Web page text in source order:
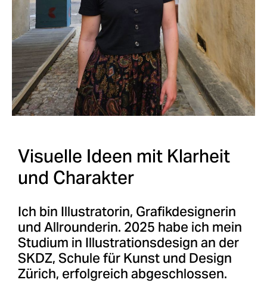
Visuelle Ideen mit Klarheit
und Charakter
Ich bin Illustratorin, Grafikdesignerin
und Allrounderin. 2025 habe ich mein
Studium in Illustrationsdesign an der
SKDZ, Schule für Kunst und Design
Zürich, erfolgreich abgeschlossen.